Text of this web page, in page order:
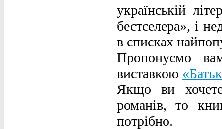
українській
бестселера», і
в списках
Пропонуємо
виставкою
Якщо ви хочете
романів, то
потрібно.